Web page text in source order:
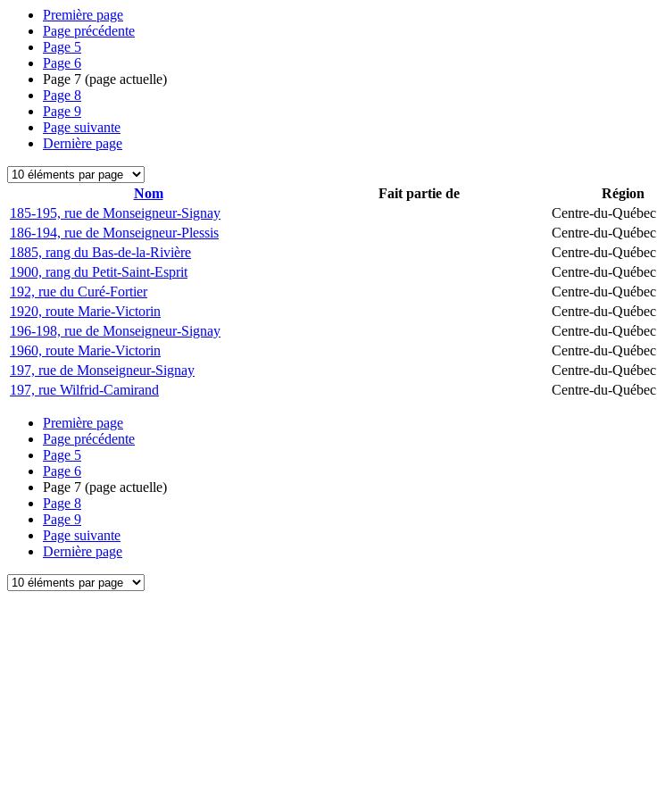
Première page
Page précédente
Page 5
Page 6
Page 7 (page actuelle)
Page 8
Page 9
Page suivante
Dernière page
Nom Fait partie de Région
185-195, rue de Monseigneur-Signay
Centre-du-Québec
186-194, rue de Monseigneur-Plessis
Centre-du-Québec
1885, rang du Bas-de-la-Rivière
Centre-du-Québec
1900, rang du Petit-Saint-Esprit
Centre-du-Québec
192, rue du Curé-Fortier
Centre-du-Québec
1920, route Marie-Victorin
Centre-du-Québec
196-198, rue de Monseigneur-Signay
Centre-du-Québec
1960, route Marie-Victorin
Centre-du-Québec
197, rue de Monseigneur-Signay
Centre-du-Québec
197, rue Wilfrid-Camirand
Centre-du-Québec
Première page
Page précédente
Page 5
Page 6
Page 7 (page actuelle)
Page 8
Page 9
Page suivante
Dernière page